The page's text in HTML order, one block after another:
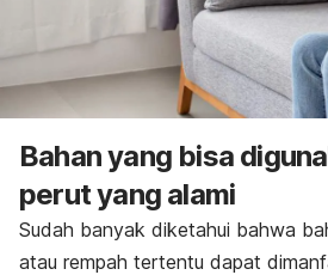
Bahan yang bisa
perut yang alami
Sudah banyak diketahui bahwa
atau rempah tertentu dapat